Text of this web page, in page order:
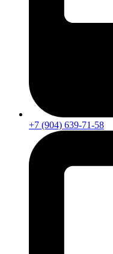
+7 (904) 639-71-58